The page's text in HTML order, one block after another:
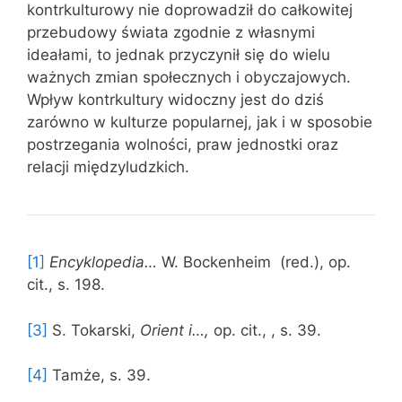
kontrkulturowy nie doprowadził do całkowitej
przebudowy świata zgodnie z własnymi
ideałami, to jednak przyczynił się do wielu
ważnych zmian społecznych i obyczajowych.
Wpływ kontrkultury widoczny jest do dziś
zarówno w kulturze popularnej, jak i w sposobie
postrzegania wolności, praw jednostki oraz
relacji międzyludzkich.
[1] Encyklopedia… W. Bockenheim (red.), op.
cit., s. 198.
[3] S. Tokarski, Orient i…, op. cit., , s. 39.
[4] Tamże, s. 39.